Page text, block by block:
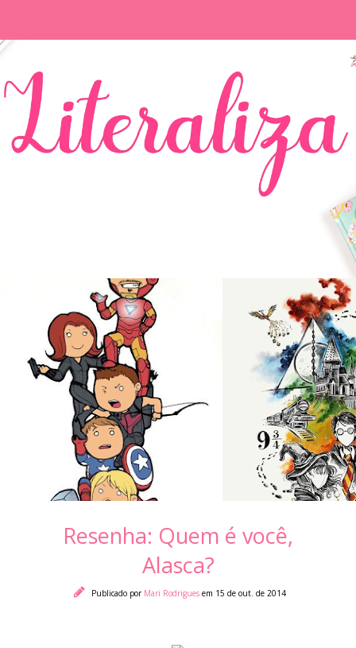
Resenha: Quem é você,
Alasca?
Publicado por Mari Rodrigues em 15 de out. de 2014